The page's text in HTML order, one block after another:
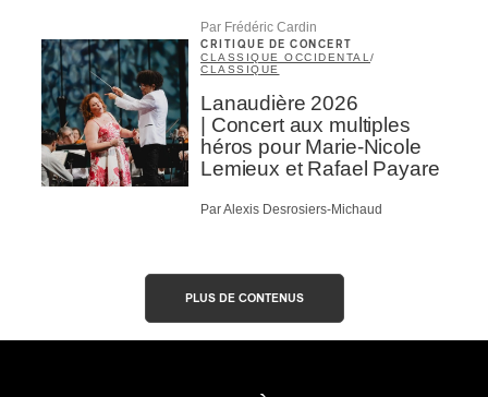
Par Frédéric Cardin
CRITIQUE DE CONCERT
CLASSIQUE OCCIDENTAL /
CLASSIQUE
Lanaudière 2026
| Concert aux multiples
héros pour Marie-Nicole
Lemieux et Rafael Payare
Par Alexis Desrosiers-Michaud
PLUS DE CONTENUS